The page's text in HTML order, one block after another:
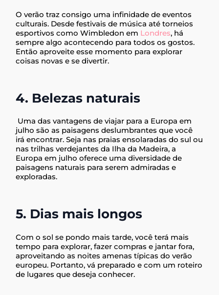
O verão traz consigo uma infinidade de eventos
culturais. Desde festivais de música até torneios
esportivos como Wimbledon em Londres, há
sempre algo acontecendo para todos os gostos.
Então aproveite esse momento para explorar
coisas novas e se divertir.
4. Belezas naturais
Uma das vantagens de viajar para a Europa em
julho são as paisagens deslumbrantes que você
irá encontrar. Seja nas praias ensolaradas do sul ou
nas trilhas verdejantes da Ilha da Madeira, a
Europa em julho oferece uma diversidade de
paisagens naturais para serem admiradas e
exploradas.
5. Dias mais longos
Com o sol se pondo mais tarde, você terá mais
tempo para explorar, fazer compras e jantar fora,
aproveitando as noites amenas típicas do verão
europeu. Portanto, vá preparado e com um roteiro
de lugares que deseja conhecer.